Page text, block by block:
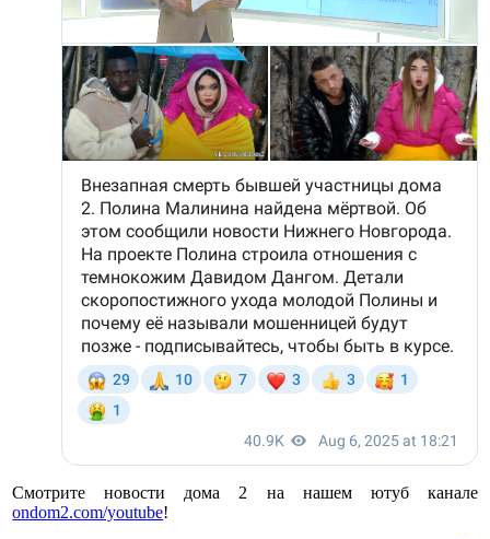
Смотрите новости дома 2 на нашем ютуб канале
ondom2.com/youtube!